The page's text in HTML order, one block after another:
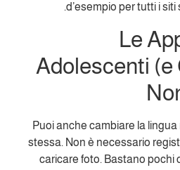
d’esempio per tutti i
Le
Adolescenti (e
Puoi anche cambiare la lingua
stessa. Non è necessario
caricare foto. Bastano pochi